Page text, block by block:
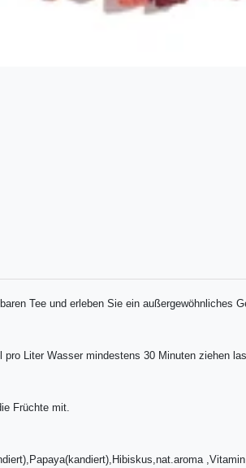
Tee und erleben Sie ein außergewöhnliches
pro Liter Wasser mindestens 30 Minuten ziehen
Früchte mit.